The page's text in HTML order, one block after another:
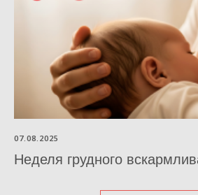
07.08.2025
Неделя грудного